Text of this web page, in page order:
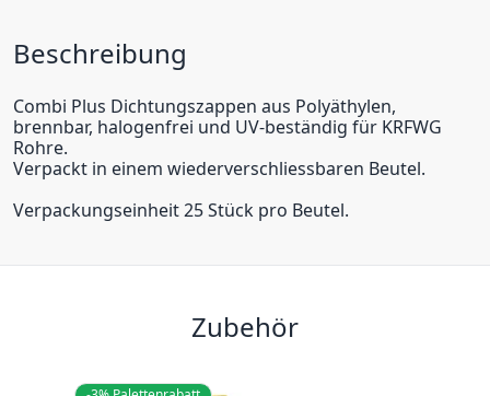
Beschreibung
Combi Plus Dichtungszappen aus Polyäthylen,
brennbar, halogenfrei und UV-beständig für KRFWG
Rohre.
Verpackt in einem wiederverschliessbaren Beutel.
Verpackungseinheit 25 Stück pro Beutel.
Zubehör